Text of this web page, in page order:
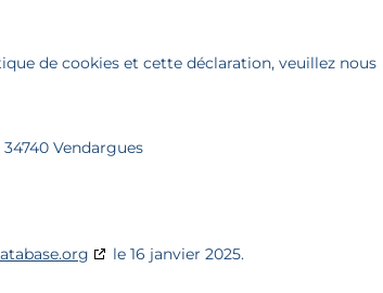
de cookies et cette déclaration, veuillez nous
Vendargues
le 16 janvier 2025.